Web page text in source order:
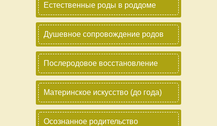
Естественные роды в роддоме
Душевное сопровождение родов
Послеродовое восстановление
Материнское искусство (до года)
Осознанное родительство